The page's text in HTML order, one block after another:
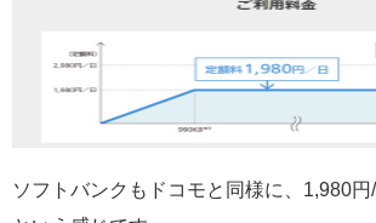
ソフトバンクもドコモと同様に、1,980円